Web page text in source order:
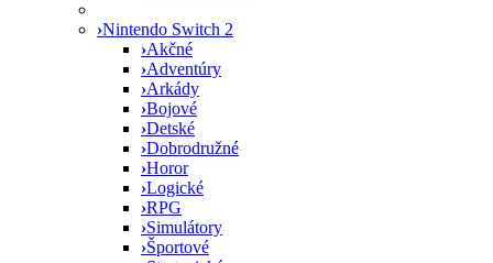
›Nintendo Switch 2
›Akčné
›Adventúry
›Arkády
›Bojové
›Detské
›Dobrodružné
›Horor
›Logické
›RPG
›Simulátory
›Športové